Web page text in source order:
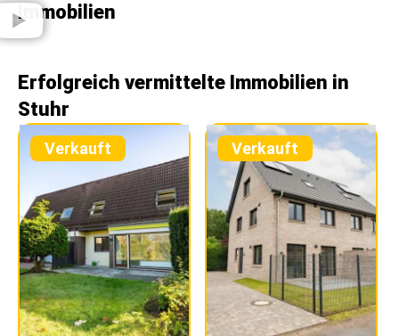
Immobilien​
Erfolgreich vermittelte Immobilien in
Stuhr
Verkauft Verkauft